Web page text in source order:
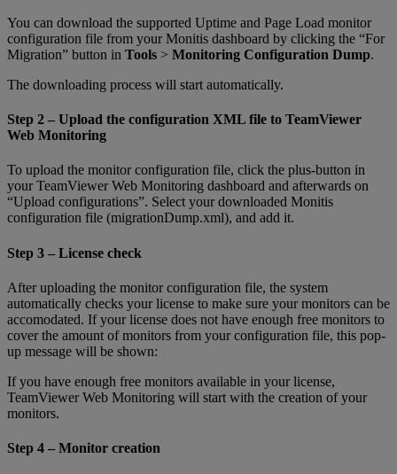
You can download the supported Uptime and Page Load monitor
configuration file from your Monitis dashboard by clicking the “For
Migration” button in Tools > Monitoring Configuration Dump.
The downloading process will start automatically.
Step 2 – Upload the configuration XML file to TeamViewer
Web Monitoring
To upload the monitor configuration file, click the plus-button in
your TeamViewer Web Monitoring dashboard and afterwards on
“Upload configurations”. Select your downloaded Monitis
configuration file (migrationDump.xml), and add it.
Step 3 – License check
After uploading the monitor configuration file, the system
automatically checks your license to make sure your monitors can be
accomodated. If your license does not have enough free monitors to
cover the amount of monitors from your configuration file, this pop-
up message will be shown:
If you have enough free monitors available in your license,
TeamViewer Web Monitoring will start with the creation of your
monitors.
Step 4 – Monitor creation